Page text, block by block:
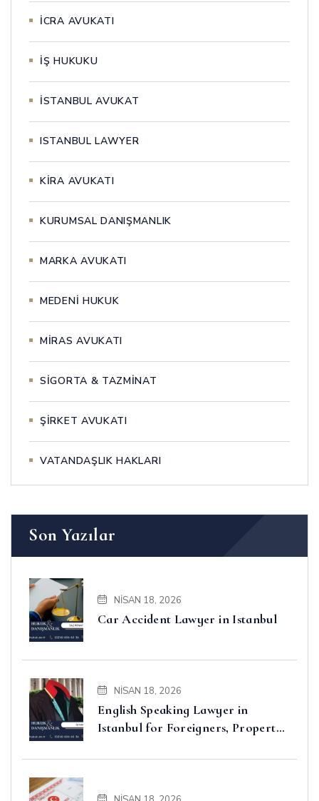
İCRA AVUKATI
İŞ HUKUKU
İSTANBUL AVUKAT
ISTANBUL LAWYER
KİRA AVUKATI
KURUMSAL DANIŞMANLIK
MARKA AVUKATI
MEDENİ HUKUK
MİRAS AVUKATI
SİGORTA & TAZMİNAT
ŞİRKET AVUKATI
VATANDAŞLIK HAKLARI
Son Yazılar
NISAN 18, 2026
Car Accident Lawyer in Istanbul
NISAN 18, 2026
English Speaking Lawyer in
Istanbul for Foreigners, Property,